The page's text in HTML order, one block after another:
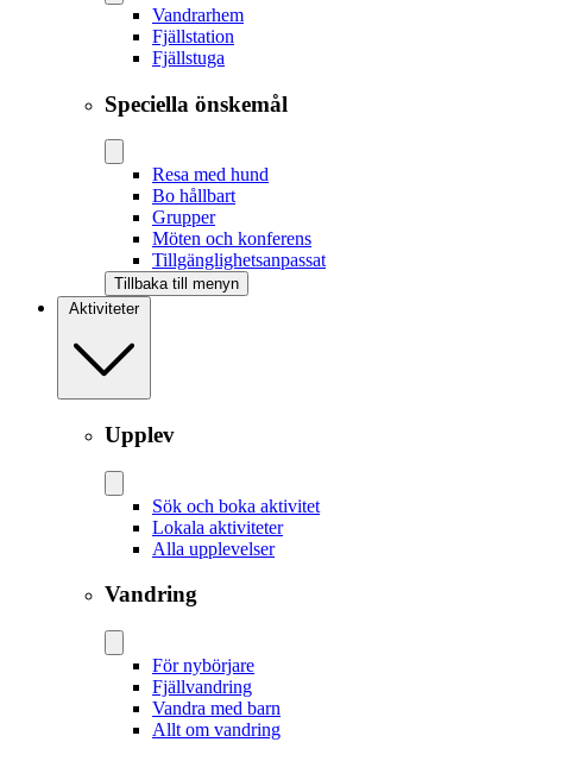
Vandrarhem
Fjällstation
Fjällstuga
Speciella önskemål
Resa med hund
Bo hållbart
Grupper
Möten och konferens
Tillgänglighetsanpassat
Tillbaka till menyn
Aktiviteter
Upplev
Sök och boka aktivitet
Lokala aktiviteter
Alla upplevelser
Vandring
För nybörjare
Fjällvandring
Vandra med barn
Allt om vandring